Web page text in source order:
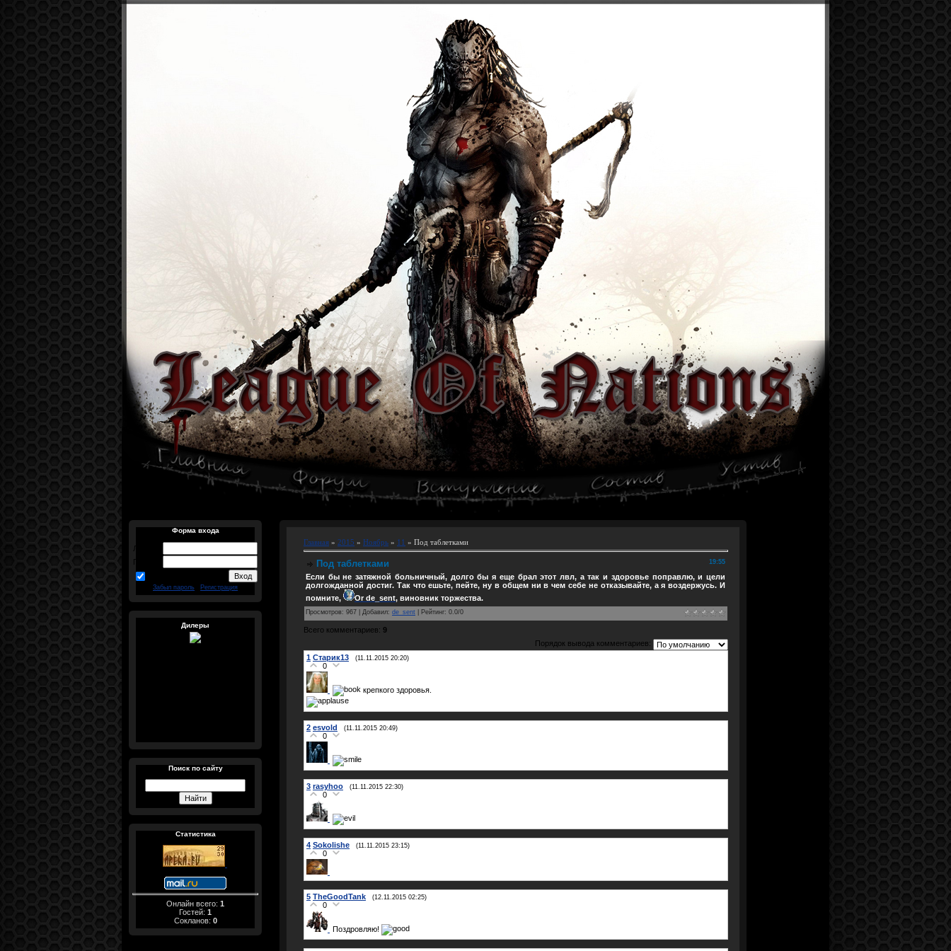
Форма входа
Логин:
Пароль:
Забыл пароль Регистрация
Дилеры
Поиск по сайту
Статистика
Онлайн всего: 1
Гостей: 1
Сокланов: 0
Главная » 2015 » Ноябрь » 11 » Под таблетками
19:55
Под таблетками
Если бы не затяжной больничный, долго бы я еще брал этот лвл, а так и здоровье поправлю, и цели
долгожданной достиг. Так что ешьте, пейте, ну в общем ни в чем себе не отказывайте, а я воздержусь. И
помните,
Or de_sent, виновник торжества.
Просмотров: 967 Добавил: de_sent Рейтинг: 0.0/0
Всего комментариев: 9
Порядок вывода комментариев:
1 Старик13 (11.11.2015 20:20)
0
крепкого здоровья.
2 esvold (11.11.2015 20:49)
0
3 rasyhoo (11.11.2015 22:30)
0
4 Sokolishe (11.11.2015 23:15)
0
5 TheGoodTank (12.11.2015 02:25)
0
Поздровляю!